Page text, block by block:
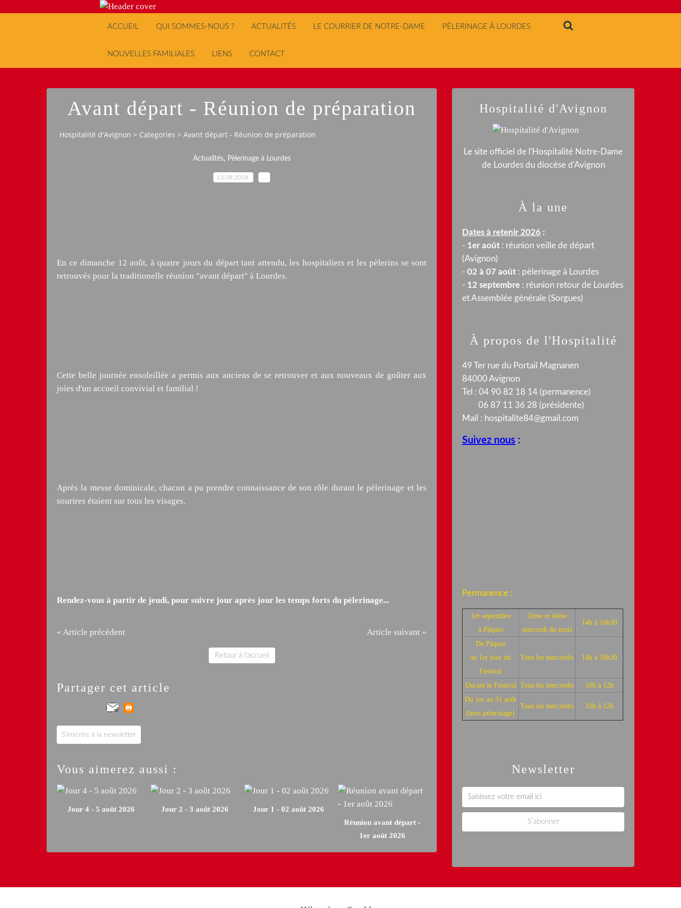
ACCUEIL QUI SOMMES-NOUS ? ACTUALITÉS LE COURRIER DE NOTRE-DAME PÈLERINAGE À LOURDES
NOUVELLES FAMILIALES LIENS CONTACT
Avant départ - Réunion de préparation
Hospitalité d'Avignon > Categories > Avant départ - Réunion de préparation
Actualités, Pèlerinage à Lourdes
13.08.2018
En ce dimanche 12 août, à quatre jours du départ tant attendu, les hospitaliers et les pèlerins se sont
retrouvés pour la traditionelle réunion "avant départ" à Lourdes.
Cette belle journée ensoleillée a permis aux anciens de se retrouver et aux nouveaux de goûter aux
joies d'un accueil convivial et familial !
Après la messe dominicale, chacun a pu prendre connaissance de son rôle durant le pèlerinage et les
sourires étaient sur tous les visages.
Rendez-vous à partir de jeudi, pour suivre jour après jour les temps forts du pèlerinage...
« Article précédent Article suivant »
Retour à l'accueil
Partager cet article
S'inscrire à la newsletter
Vous aimerez aussi :
Jour 4 - 5 août 2026 Jour 2 - 3 août 2026
Jour 1 - 02 août 2026
Réunion avant départ -
1er août 2026
Newsletter
Hospitalité d'Avignon
Le site officiel de l'Hospitalité Notre-Dame
de Lourdes du diocèse d'Avignon
À propos de l'Hospitalité
49 Ter rue du Portail Magnanen
84000 Avignon
Tel : 04 90 82 18 14 (permanence)
06 87 11 36 28 (présidente)
Mail : hospitalite84@gmail.com
Suivez nous :
Permanence :
1er septembre
à Pâques
2ème et 4ème
mercredi du mois
14h à 16h30
De Pâques
au 1er jour du
Festival
Tous les mercredis 14h à 16h30
Durant le Festival Tous les mercredis
10h à 12h
Du 1er au 31 août
(hors pèlerinage)
Tous les mercredis 10h à 12h
À la une
Dates à retenir 2026 :
- 1er août : réunion veille de départ
(Avignon)
- 02 à 07 août : pèlerinage à Lourdes
- 12 septembre : réunion retour de Lourdes
et Assemblée générale (Sorgues)